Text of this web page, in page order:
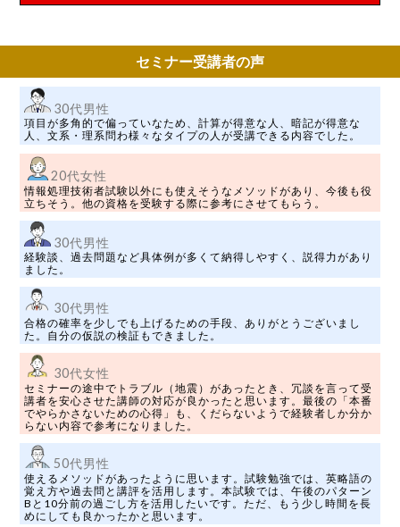
セミナー受講者の声
30代男性
項目が多角的で偏っていなため、計算が得意な人、暗記が得意な
人、文系・理系問わ様々なタイプの人が受講できる内容でした。
20代女性
情報処理技術者試験以外にも使えそうなメソッドがあり、今後も役
立ちそう。他の資格を受験する際に参考にさせてもらう。
30代男性
経験談、過去問題など具体例が多くて納得しやすく、説得力があり
ました。
30代男性
合格の確率を少しでも上げるための手段、ありがとうございまし
た。自分の仮説の検証もできました。
30代女性
セミナーの途中でトラブル（地震）があったとき、冗談を言って受
講者を安心させた講師の対応が良かったと思います。最後の「本番
でやらかさないための心得」も、くだらないようで経験者しか分か
らない内容で参考になりました。
50代男性
使えるメソッドがあったように思います。試験勉強では、英略語の
覚え方や過去問と講評を活用します。本試験では、午後のパターン
Bと10分前の過ごし方を活用したいです。ただ、もう少し時間を長
めにしても良かったかと思います。